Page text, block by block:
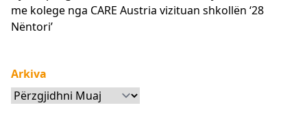
me kolege nga CARE Austria vizituan shkollën ‘28
Nëntori’
Arkiva
Arkiva